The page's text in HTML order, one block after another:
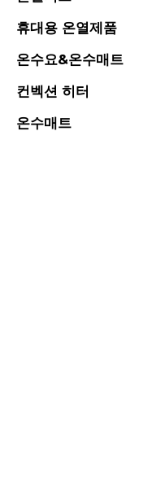
휴대용 온열제품
온수요&온수매트
컨벡션 히터
온수매트